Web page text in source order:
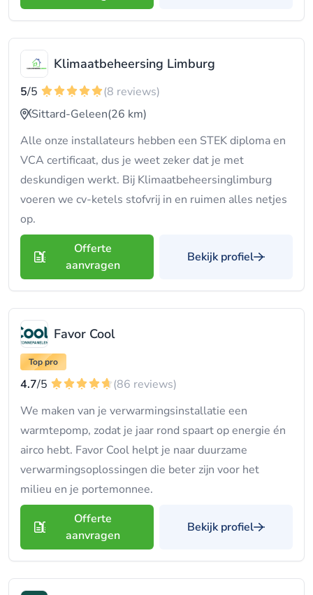
Klimaatbeheersing Limburg
5/5
(8 reviews)
Sittard-Geleen(26 km)
Alle onze installateurs hebben een STEK diploma en
VCA certificaat, dus je weet zeker dat je met
deskundigen werkt. Bij Klimaatbeheersinglimburg
voeren we cv-ketels stofvrij in en ruimen alles netjes
op.
Offerte
aanvragen
Bekijk profiel
Favor Cool
Top pro
4.7/5
(86 reviews)
We maken van je verwarmingsinstallatie een
warmtepomp, zodat je jaar rond spaart op energie én
airco hebt. Favor Cool helpt je naar duurzame
verwarmingsoplossingen die beter zijn voor het
milieu en je portemonnee.
Offerte
aanvragen
Bekijk profiel